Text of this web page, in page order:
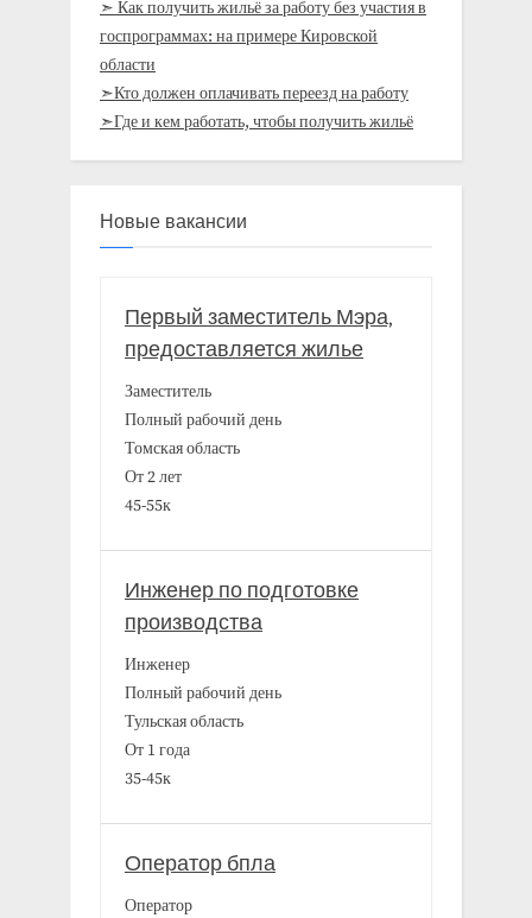
➣ Как получить жильё за работу без участия в
госпрограммах: на примере Кировской
области
➣Кто должен оплачивать переезд на работу
➣Где и кем работать, чтобы получить жильё
Новые вакансии
Первый заместитель Мэра,
предоставляется жилье
Заместитель
Полный рабочий день
Томская область
От 2 лет
45-55к
Инженер по подготовке
производства
Инженер
Полный рабочий день
Тульская область
От 1 года
35-45к
Оператор бпла
Оператор